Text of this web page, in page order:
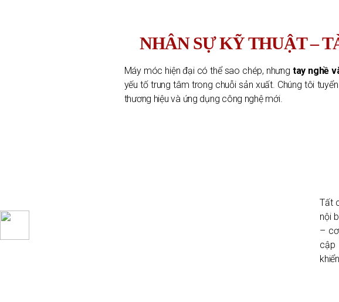
NHÂN SỰ KỸ THUẬT –
Máy móc hiện đại có thể sao chép, nhưng tay nghề
yếu tố trung tâm trong chuỗi sản xuất. Chúng tôi
thương hiệu và ứng dụng công nghệ mới.
Tất
nội
–
cập